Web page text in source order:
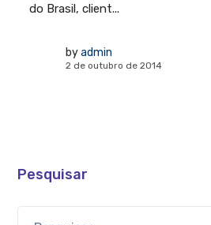
do Brasil, client...
by admin
2 de outubro de 2014
Pesquisar